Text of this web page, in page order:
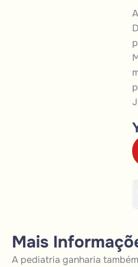
Mais Informaçõ
A pediatria ganharia